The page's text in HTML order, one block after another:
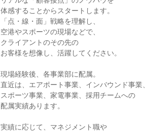
体感することからスタートします。
「点・線・面」戦略を理解し、
空港やスポーツの現場などで、
クライアントのその先の
お客様を想像し、活躍してください。
現場経験後、各事業部に配属。
直近は、エアポート事業、インバウンド事業、
スポーツ事業、家電事業、採用チームへの
配属実績あります。
実績に応じて、マネジメント職や